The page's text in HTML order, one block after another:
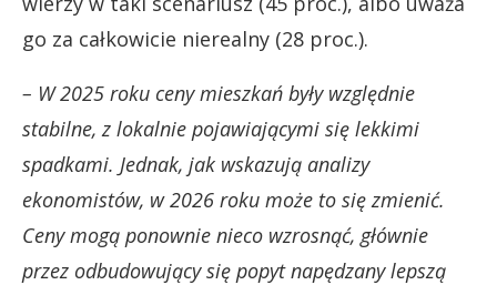
go za całkowicie nierealny (28 proc.).
– W 2025 roku ceny mieszkań były względnie
stabilne, z lokalnie pojawiającymi się lekkimi
spadkami. Jednak, jak wskazują analizy
ekonomistów, w 2026 roku może to się zmienić.
Ceny mogą ponownie nieco wzrosnąć, głównie
przez odbudowujący się popyt napędzany lepszą